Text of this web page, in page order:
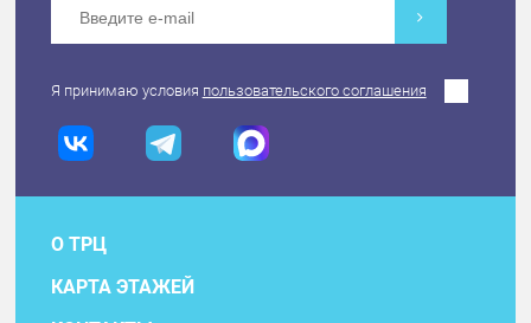
Я принимаю условия пользовательского соглашения
О ТРЦ
КАРТА ЭТАЖЕЙ